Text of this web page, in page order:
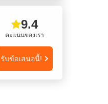
คะแนนของเรา
9.4
รับข้อเสนอนี้!